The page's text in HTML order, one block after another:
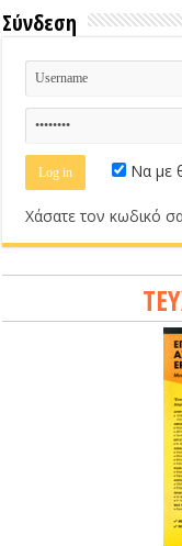
Σύνδεση
Να με
Χάσατε τον κωδικό